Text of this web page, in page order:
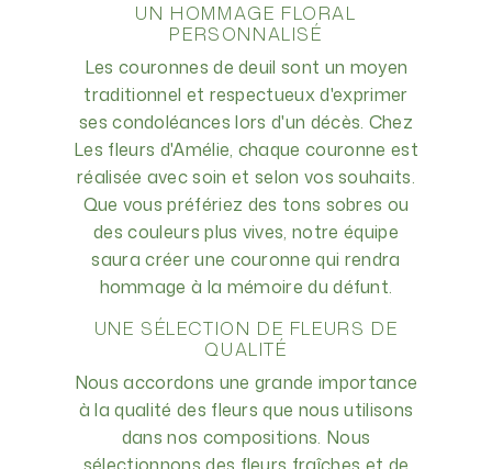
UN HOMMAGE FLORAL
PERSONNALISÉ
Les couronnes de deuil sont un moyen
traditionnel et respectueux d'exprimer
ses condoléances lors d'un décès. Chez
Les fleurs d'Amélie, chaque couronne est
réalisée avec soin et selon vos souhaits.
Que vous préfériez des tons sobres ou
des couleurs plus vives, notre équipe
saura créer une couronne qui rendra
hommage à la mémoire du défunt.
UNE SÉLECTION DE FLEURS DE
QUALITÉ
Nous accordons une grande importance
à la qualité des fleurs que nous utilisons
dans nos compositions. Nous